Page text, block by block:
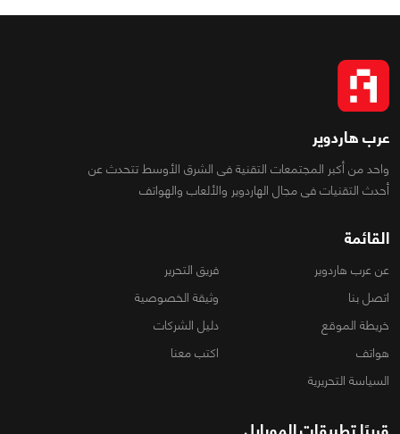
عرب هاردوير
واحد من أكبر المجتمعات التقنية فى الشرق الأوسط تتحدث عن
أحدث التقنيات فى مجال الهاردوير والألعاب والهواتف
القائمة
عن عرب هاردوير
فريق التحرير
اتصل بنا
وثيقة الخصوصية
خريطة الموقع
دليل الشركات
هواتف
اكتب معنا
السياسة التحريرية